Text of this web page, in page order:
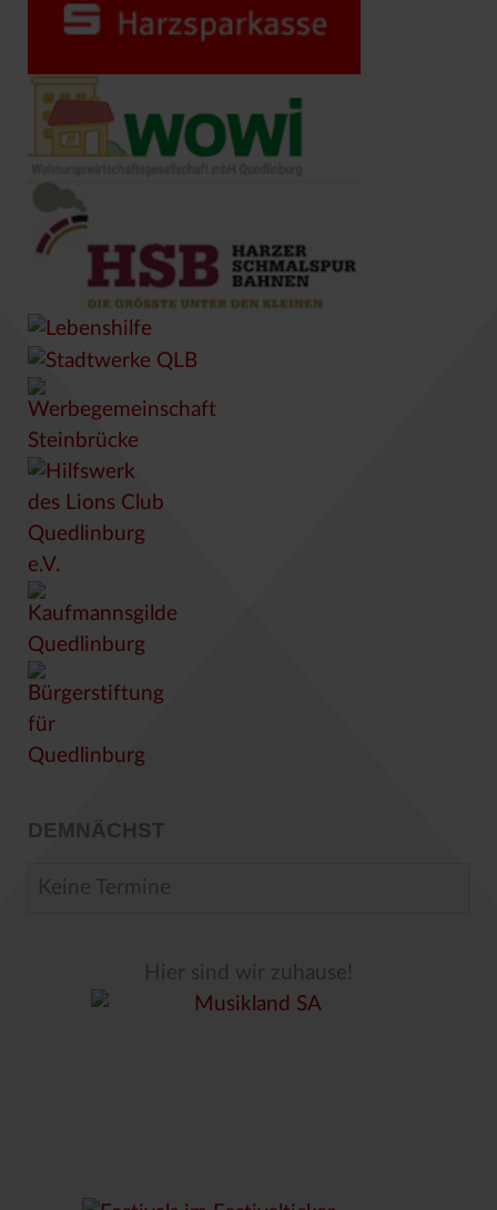
DEMNÄCHST
Keine Termine
Hier sind wir zuhause!